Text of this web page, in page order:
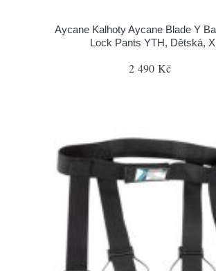
Aycane Kalhoty Aycane Blade Y
Lock Pants YTH, Dětská,
2 490 Kč